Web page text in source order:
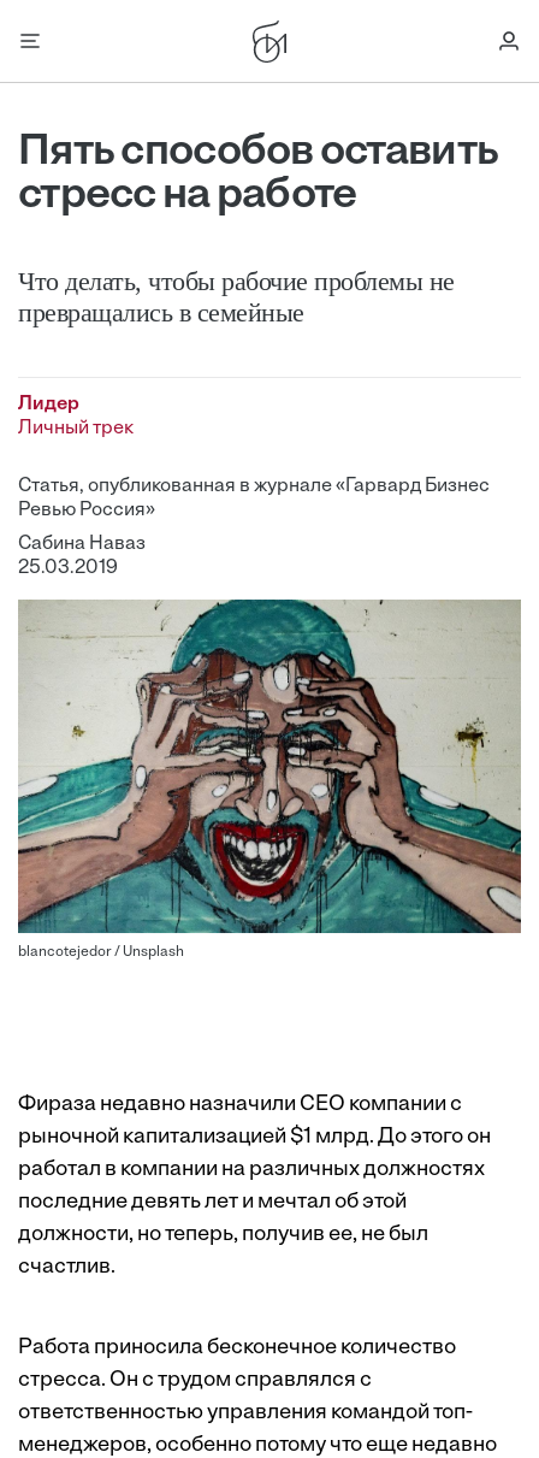
Пять способов оставить
стресс на работе
Что делать, чтобы рабочие проблемы не
превращались в семейные
Лидер
Личный трек
Статья, опубликованная в журнале «Гарвард Бизнес
Ревью Россия»
Сабина Наваз
25.03.2019
blancotejedor / Unsplash
Фираза недавно назначили CEO компании с
рыночной капитализацией $1 млрд. До этого он
работал в компании на различных должностях
последние девять лет и мечтал об этой
должности, но теперь, получив ее, не был
счастлив.
Работа приносила бесконечное количество
стресса. Он с трудом справлялся с
ответственностью управления командой топ-
менеджеров, особенно потому что еще недавно